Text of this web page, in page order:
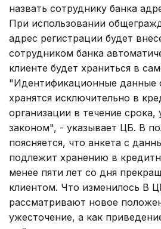
назвать сотруднику банка
При использовании
адрес регистрации будет
сотрудником банка
клиенте будет храниться в
"Идентификационные данные
хранятся исключительно в
организации в течение срока,
законом", - указывает ЦБ. В
поясняется, что анкета с
подлежит хранению в
менее пяти лет со дня
клиентом. Что изменилось В
рассматривают новое
ужесточение, а как